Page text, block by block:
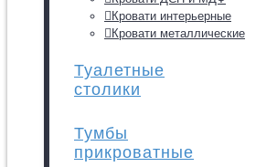
Кровати интерьерные
Кровати металлические
Туалетные
столики
Тумбы
прикроватные